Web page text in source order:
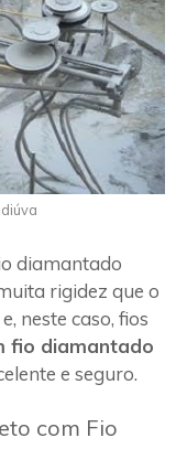
diamantado
rigidez que o
neste caso, fios
fio diamantado
e seguro.
com Fio